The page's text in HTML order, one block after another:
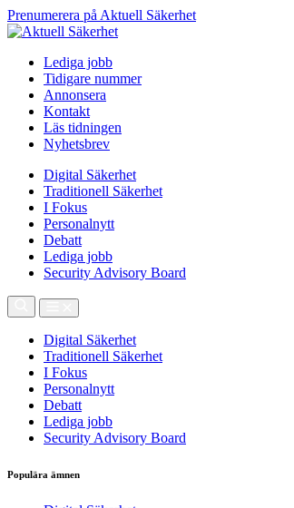
Prenumerera på Aktuell Säkerhet
Lediga jobb
Tidigare nummer
Annonsera
Kontakt
Läs tidningen
Nyhetsbrev
Digital Säkerhet
Traditionell Säkerhet
I Fokus
Personalnytt
Debatt
Lediga jobb
Security Advisory Board
Digital Säkerhet
Traditionell Säkerhet
I Fokus
Personalnytt
Debatt
Lediga jobb
Security Advisory Board
Populära ämnen